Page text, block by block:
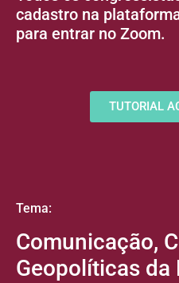
cadastro na
para entrar no Zoom.
TUTORIAL
Tema:
Comunicação,
Geopolíticas da